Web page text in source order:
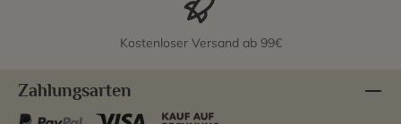
Kostenloser Versand ab 99€
Zahlungsarten